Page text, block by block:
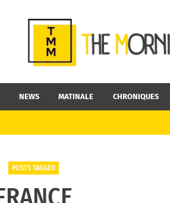
NEWS MATINALE CHRONIQUES
POSTS TAGGED